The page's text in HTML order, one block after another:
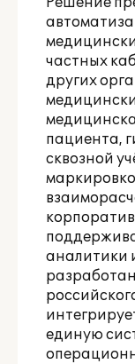
частных
других
пациента,
сквозной
аналитики
единую